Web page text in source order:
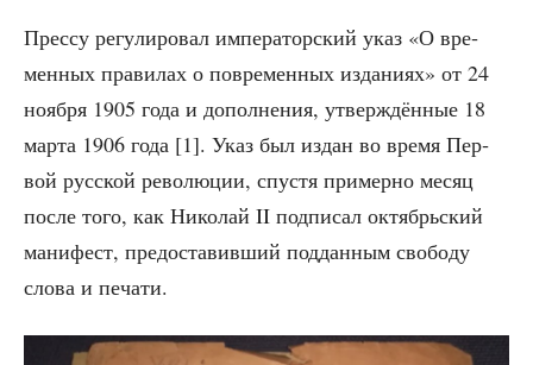
Прес­су регу­ли­ро­вал импе­ра­тор­ский указ «О вре­
мен­ных пра­ви­лах о повре­мен­ных изда­ни­ях» от 24
нояб­ря 1905 года и допол­не­ния, утвер­ждён­ные 18
мар­та 1906 года [1]. Указ был издан во вре­мя Пер­
вой рус­ской рево­лю­ции, спу­стя при­мер­но месяц
после того, как Нико­лай II под­пи­сал октябрь­ский
мани­фест, предо­ста­вив­ший под­дан­ным сво­бо­ду
сло­ва и печати.